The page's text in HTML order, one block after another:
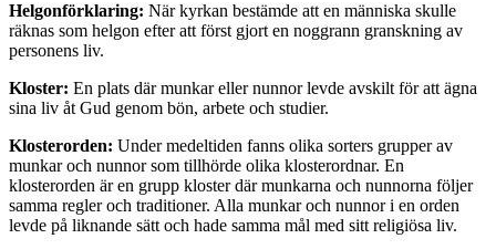
Helgonförklaring: När kyrkan bestämde att en människa skulle
räknas som helgon efter att först gjort en noggrann granskning av
personens liv.
Kloster: En plats där munkar eller nunnor levde avskilt för att ägna
sina liv åt Gud genom bön, arbete och studier.
Klosterorden: Under medeltiden fanns olika sorters grupper av
munkar och nunnor som tillhörde olika klosterordnar. En
klosterorden är en grupp kloster där munkarna och nunnorna följer
samma regler och traditioner. Alla munkar och nunnor i en orden
levde på liknande sätt och hade samma mål med sitt religiösa liv.